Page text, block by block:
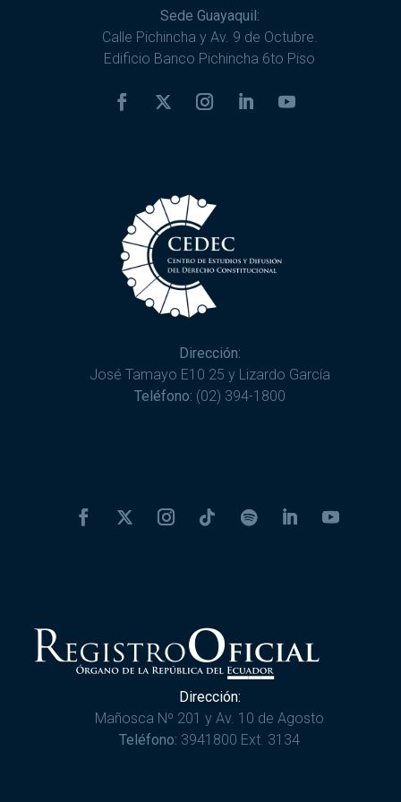
Sede Guayaquil:
Calle Pichincha y Av. 9 de Octubre.
Edificio Banco Pichincha 6to Piso
Dirección:
José Tamayo E10 25 y Lizardo García
Teléfono: (02) 394-1800
Dirección:
Mañosca Nº 201 y Av. 10 de Agosto
Teléfono: 3941800 Ext. 3134